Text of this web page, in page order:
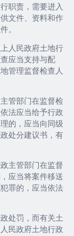
职责，需要进入
文件、资料和作
。
人民政府土地行
应当支持与配
管理监督检查人
管部门在监督检
法应当给予行政
的，应当向同级
处分建议书，有
主管部门在监督
应当将案件移送
罪的，应当依法
处罚，而有关土
民政府土地行政